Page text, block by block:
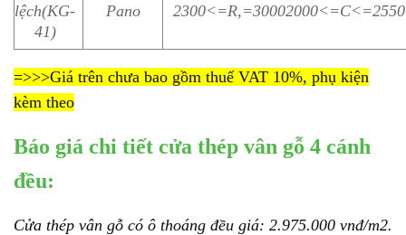
lệch(KG-
41)
Pano 2300<=R,=30002000<=C<=2550
=>>>Giá trên chưa bao gồm thuế VAT 10%, phụ kiện
kèm theo
Báo giá chi tiết cửa thép vân gỗ 4 cánh
đều:
Cửa thép vân gỗ có ô thoáng đều giá: 2.975.000 vnđ/m2.